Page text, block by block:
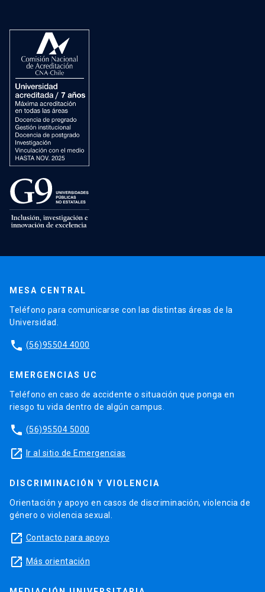
MESA CENTRAL
Teléfono para comunicarse con las distintas áreas de la
Universidad.
phone (56)95504 4000
EMERGENCIAS UC
Teléfono en caso de accidente o situación que ponga en
riesgo tu vida dentro de algún campus.
phone (56)95504 5000
launch Ir al sitio de Emergencias
DISCRIMINACIÓN Y VIOLENCIA
Orientación y apoyo en casos de discriminación, violencia de
género o violencia sexual.
launch Contacto para apoyo
launch Más orientación